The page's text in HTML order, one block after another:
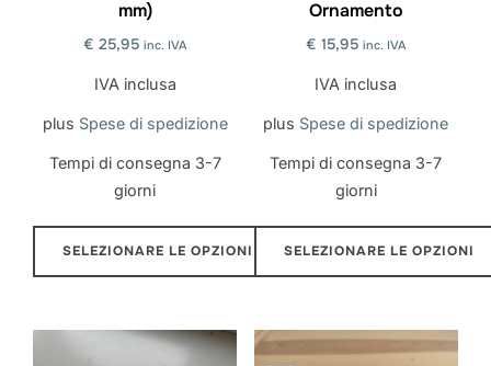
nella
pagina
del
nella
pagina
del
mm)
€ 25,95 inc. IVA
IVA inclusa
plus Spese di spedizione
Tempi di consegna 3-7
giorni
SELEZIONARE LE OPZIONI
Ornamento
€ 15,95 inc. IVA
IVA inclusa
plus Spese di spedizione
Tempi di consegna 3-7
giorni
SELEZIONARE LE OPZIONI
ha